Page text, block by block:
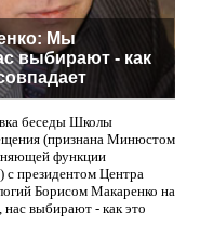
Мы
выбирают - как
беседы Школы
(признана Минюстом
функции
с президентом Центра
Борисом Макаренко на
выбирают - как это